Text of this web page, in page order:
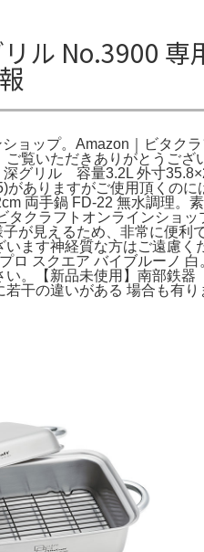
ル No.3900
ョップ。Amazon｜ビタク
覧いただきありがとうご
グリル 容量3.2L 外寸
がありますがご使用頂くの
両手鍋 FD-22 無水調理。
タクラフトオンラインショ
が見えるため、非常に便
ます神経質な方はご遠慮
ロ スクエア バイブルーノ
い。【新品未使用】南部
干の違いがある 場合も有